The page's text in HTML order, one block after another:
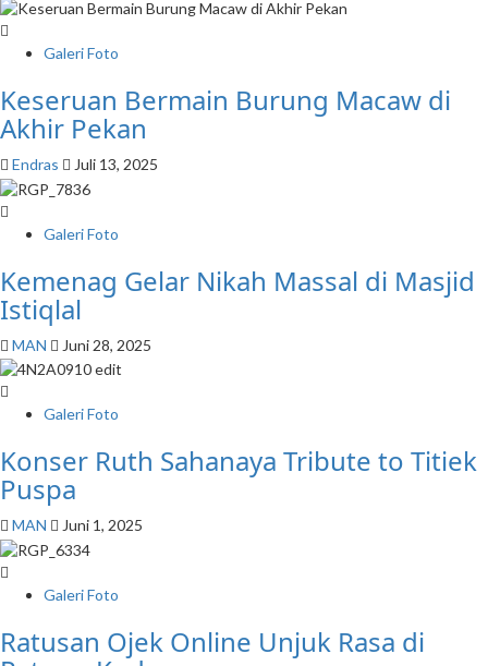
Galeri Foto
Keseruan Bermain Burung Macaw di
Akhir Pekan
Endras Juli 13, 2025
Galeri Foto
Kemenag Gelar Nikah Massal di Masjid
Istiqlal
MAN Juni 28, 2025
Galeri Foto
Konser Ruth Sahanaya Tribute to Titiek
Puspa
MAN Juni 1, 2025
Galeri Foto
Ratusan Ojek Online Unjuk Rasa di